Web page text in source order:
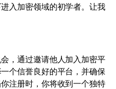
入加密领域的初学者。让我
，通过邀请他人加入加密平
个信誉良好的平台，并确保
注册时，你将收到一个独特